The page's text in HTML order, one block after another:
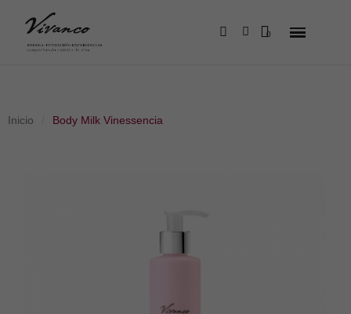
Inicio Body Milk Vinessencia